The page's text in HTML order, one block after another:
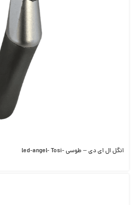
انگل ال ای دی – طوسی -led-angel- Tosi